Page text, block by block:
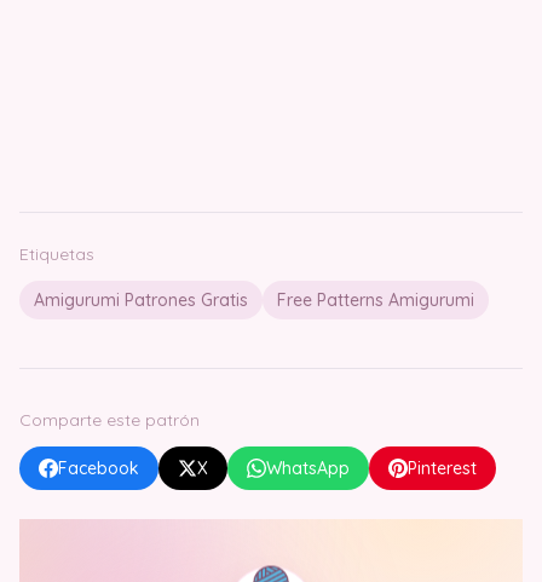
Etiquetas
Amigurumi Patrones Gratis Free Patterns Amigurumi
Comparte este patrón
Facebook X WhatsApp Pinterest